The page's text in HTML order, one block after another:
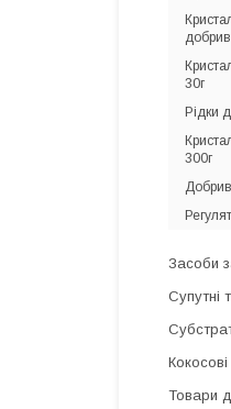
30г
Рідки
300г
Засоби
Супутні
Товари